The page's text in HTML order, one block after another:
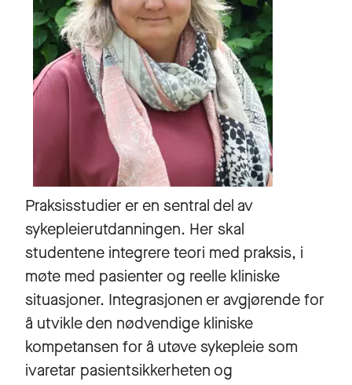
Praksisstudier er en sentral del av
sykepleierutdanningen. Her skal
studentene integrere teori med praksis, i
møte med pasienter og reelle kliniske
situasjoner. Integrasjonen er avgjørende for
å utvikle den nødvendige kliniske
kompetansen for å utøve sykepleie som
ivaretar pasientsikkerheten og